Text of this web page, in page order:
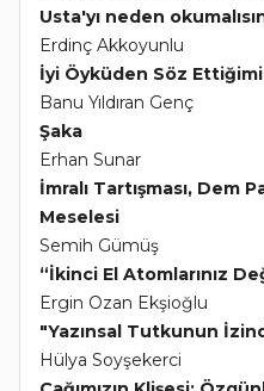
Usta'yı neden
Erdinç Akkoyunlu
İyi Öyküden Söz
Banu Yıldıran Genç
Şaka
Erhan Sunar
İmralı Tartışması, Dem
Meselesi
Semih Gümüş
“İkinci El Atomlarınız
Ergin Ozan Ekşioğlu
"Yazınsal Tutkunun
Hülya Soyşekerci